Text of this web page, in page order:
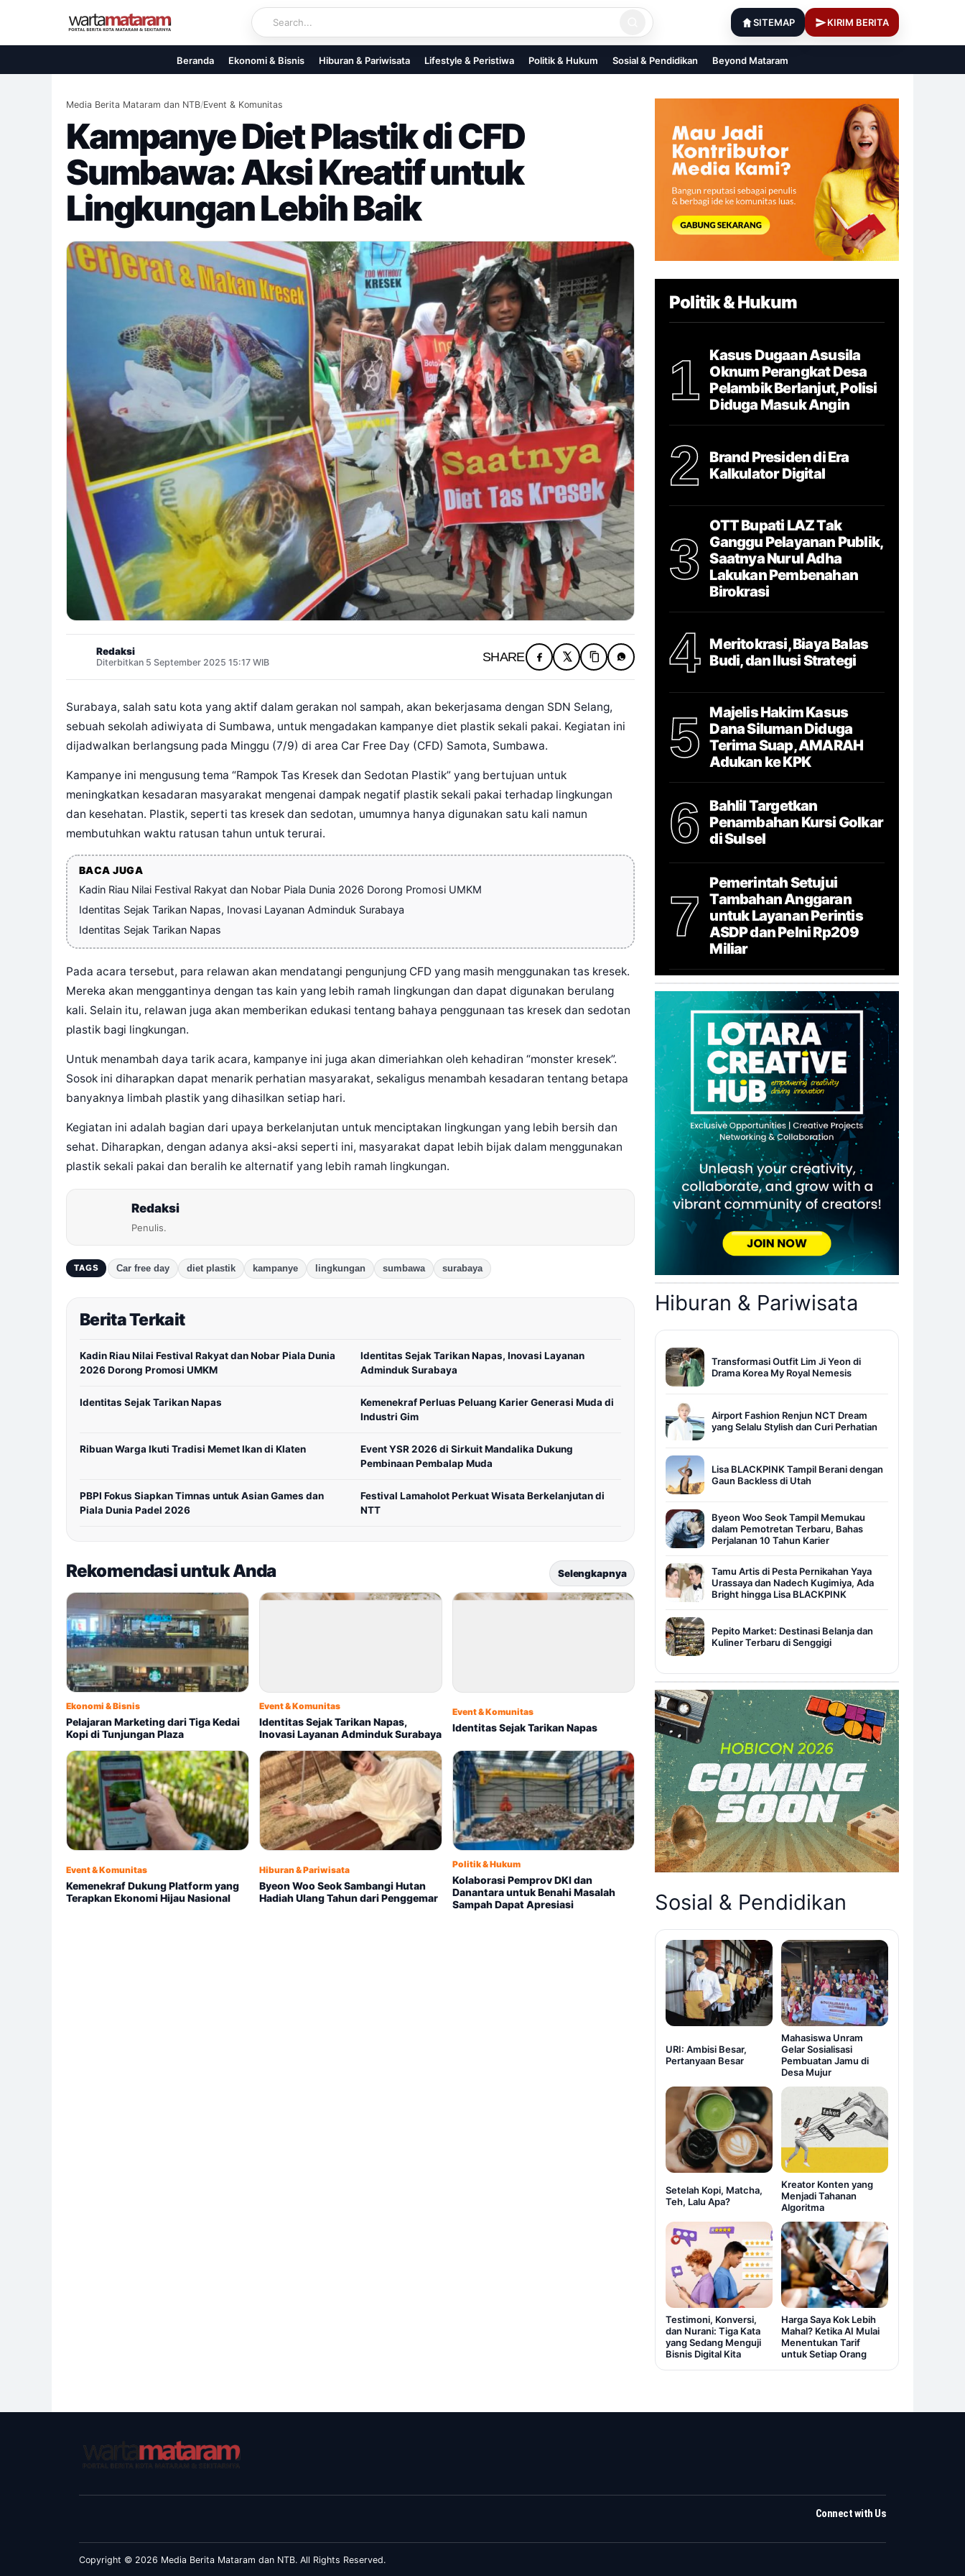
content
SITEMAP KIRIM BERITA
Beranda Ekonomi & Bisnis Hiburan & Pariwisata Lifestyle & Peristiwa Politik & Hukum Sosial & Pendidikan Beyond Mataram
Media Berita Mataram dan NTB/Event & Komunitas
Kampanye Diet Plastik di CFD
Sumbawa: Aksi Kreatif untuk
Lingkungan Lebih Baik
Redaksi
Diterbitkan 5 September 2025 15:17 WIB SHARE
Surabaya, salah satu kota yang aktif dalam gerakan nol sampah, akan bekerjasama dengan SDN Selang,
sebuah sekolah adiwiyata di Sumbawa, untuk mengadakan kampanye diet plastik sekali pakai. Kegiatan ini
dijadwalkan berlangsung pada Minggu (7/9) di area Car Free Day (CFD) Samota, Sumbawa.
Kampanye ini mengusung tema “Rampok Tas Kresek dan Sedotan Plastik” yang bertujuan untuk
meningkatkan kesadaran masyarakat mengenai dampak negatif plastik sekali pakai terhadap lingkungan
dan kesehatan. Plastik, seperti tas kresek dan sedotan, umumnya hanya digunakan satu kali namun
membutuhkan waktu ratusan tahun untuk terurai.
BACA JUGA
Kadin Riau Nilai Festival Rakyat dan Nobar Piala Dunia 2026 Dorong Promosi UMKM
Identitas Sejak Tarikan Napas, Inovasi Layanan Adminduk Surabaya
Identitas Sejak Tarikan Napas
Pada acara tersebut, para relawan akan mendatangi pengunjung CFD yang masih menggunakan tas kresek.
Mereka akan menggantinya dengan tas kain yang lebih ramah lingkungan dan dapat digunakan berulang
kali. Selain itu, relawan juga akan memberikan edukasi tentang bahaya penggunaan tas kresek dan sedotan
plastik bagi lingkungan.
Untuk menambah daya tarik acara, kampanye ini juga akan dimeriahkan oleh kehadiran “monster kresek”.
Sosok ini diharapkan dapat menarik perhatian masyarakat, sekaligus menambah kesadaran tentang betapa
banyaknya limbah plastik yang dihasilkan setiap hari.
Kegiatan ini adalah bagian dari upaya berkelanjutan untuk menciptakan lingkungan yang lebih bersih dan
sehat. Diharapkan, dengan adanya aksi-aksi seperti ini, masyarakat dapat lebih bijak dalam menggunakan
plastik sekali pakai dan beralih ke alternatif yang lebih ramah lingkungan.
Redaksi
Penulis.
TAGS Car free day diet plastik kampanye lingkungan sumbawa surabaya
Berita Terkait
Kadin Riau Nilai Festival Rakyat dan Nobar Piala Dunia
2026 Dorong Promosi UMKM
Identitas Sejak Tarikan Napas, Inovasi Layanan
Adminduk Surabaya
Identitas Sejak Tarikan Napas
Kemenekraf Perluas Peluang Karier Generasi Muda di
Industri Gim
Ribuan Warga Ikuti Tradisi Memet Ikan di Klaten
Event YSR 2026 di Sirkuit Mandalika Dukung
Pembinaan Pembalap Muda
PBPI Fokus Siapkan Timnas untuk Asian Games dan
Piala Dunia Padel 2026
Festival Lamaholot Perkuat Wisata Berkelanjutan di
NTT
Rekomendasi untuk Anda Selengkapnya
Ekonomi & Bisnis
Pelajaran Marketing dari Tiga Kedai
Kopi di Tunjungan Plaza
Event & Komunitas
Identitas Sejak Tarikan Napas,
Inovasi Layanan Adminduk Surabaya
Event & Komunitas
Identitas Sejak Tarikan Napas
Event & Komunitas
Kemenekraf Dukung Platform yang
Terapkan Ekonomi Hijau Nasional
Hiburan & Pariwisata
Byeon Woo Seok Sambangi Hutan
Hadiah Ulang Tahun dari Penggemar
Politik & Hukum
Kolaborasi Pemprov DKI dan
Danantara untuk Benahi Masalah
Sampah Dapat Apresiasi
Politik & Hukum
1
Kasus Dugaan Asusila
Oknum Perangkat Desa
Pelambik Berlanjut, Polisi
Diduga Masuk Angin
2
Brand Presiden di Era
Kalkulator Digital
3
OTT Bupati LAZ Tak
Ganggu Pelayanan Publik,
Saatnya Nurul Adha
Lakukan Pembenahan
Birokrasi
4
Meritokrasi, Biaya Balas
Budi, dan Ilusi Strategi
5
Majelis Hakim Kasus
Dana Siluman Diduga
Terima Suap, AMARAH
Adukan ke KPK
6
Bahlil Targetkan
Penambahan Kursi Golkar
di Sulsel
7
Pemerintah Setujui
Tambahan Anggaran
untuk Layanan Perintis
ASDP dan Pelni Rp209
Miliar
Hiburan & Pariwisata
Transformasi Outfit Lim Ji Yeon di
Drama Korea My Royal Nemesis
Airport Fashion Renjun NCT Dream
yang Selalu Stylish dan Curi Perhatian
Lisa BLACKPINK Tampil Berani dengan
Gaun Backless di Utah
Byeon Woo Seok Tampil Memukau
dalam Pemotretan Terbaru, Bahas
Perjalanan 10 Tahun Karier
Tamu Artis di Pesta Pernikahan Yaya
Urassaya dan Nadech Kugimiya, Ada
Bright hingga Lisa BLACKPINK
Pepito Market: Destinasi Belanja dan
Kuliner Terbaru di Senggigi
Sosial & Pendidikan
URI: Ambisi Besar,
Pertanyaan Besar
Mahasiswa Unram
Gelar Sosialisasi
Pembuatan Jamu di
Desa Mujur
Setelah Kopi, Matcha,
Teh, Lalu Apa?
Kreator Konten yang
Menjadi Tahanan
Algoritma
Testimoni, Konversi,
dan Nurani: Tiga Kata
yang Sedang Menguji
Bisnis Digital Kita
Harga Saya Kok Lebih
Mahal? Ketika AI Mulai
Menentukan Tarif
untuk Setiap Orang
Connect with Us
Copyright © 2026 Media Berita Mataram dan NTB. All Rights Reserved.